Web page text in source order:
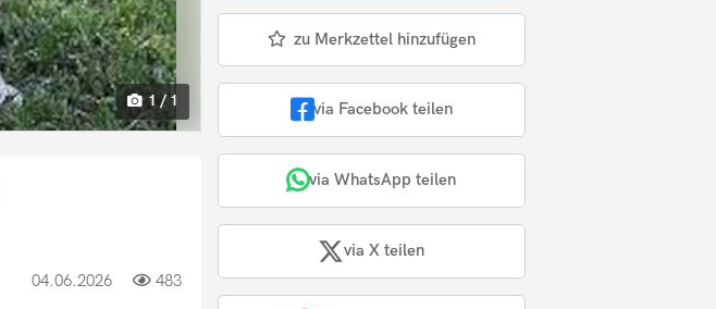
1 / 1
04.06.2026 483
zu Merkzettel hinzufügen
via Facebook teilen
via WhatsApp teilen
via X teilen